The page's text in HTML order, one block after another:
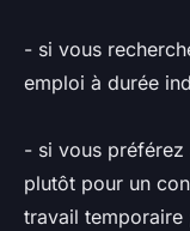
- si vous
emploi à durée
- si vous
plutôt pour un
travail temporaire